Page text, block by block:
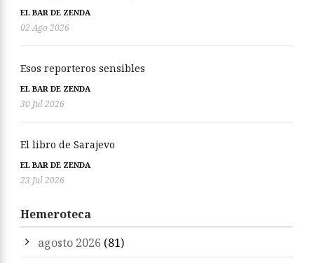
EL BAR DE ZENDA
02 Ago 2026
Esos reporteros sensibles
EL BAR DE ZENDA
30 Jul 2026
El libro de Sarajevo
EL BAR DE ZENDA
23 Jul 2026
Hemeroteca
agosto 2026 (81)